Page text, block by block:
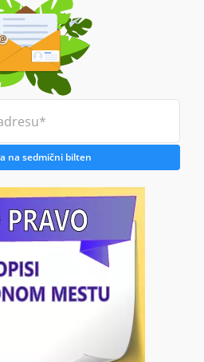
na sedmični bilten